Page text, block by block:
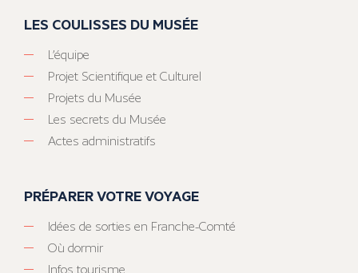
LES COULISSES DU MUSÉE
L’équipe
Projet Scientifique et Culturel
Projets du Musée
Les secrets du Musée
Actes administratifs
PRÉPARER VOTRE VOYAGE
Idées de sorties en Franche-Comté
Où dormir
Infos tourisme